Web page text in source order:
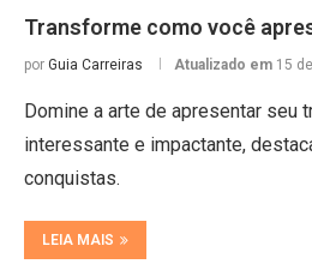
Transforme como você
por Guia Carreiras Atualizado em 15
Domine a arte de apresentar seu
interessante e impactante,
conquistas.
LEIA MAIS